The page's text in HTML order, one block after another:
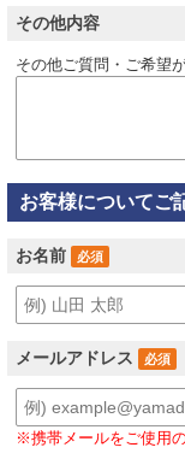
その他内容
その他ご質問・ご希望
お客様についてご
お名前 必須
メールアドレス 必須
※携帯メールをご使用